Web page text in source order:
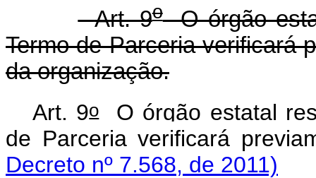
Art. 9oO órgão
Termo de Parceria verificará
da organização.
Art. 9oO órgão estatal
de Parceria verificará
Decreto nº 7.568, de 2011)